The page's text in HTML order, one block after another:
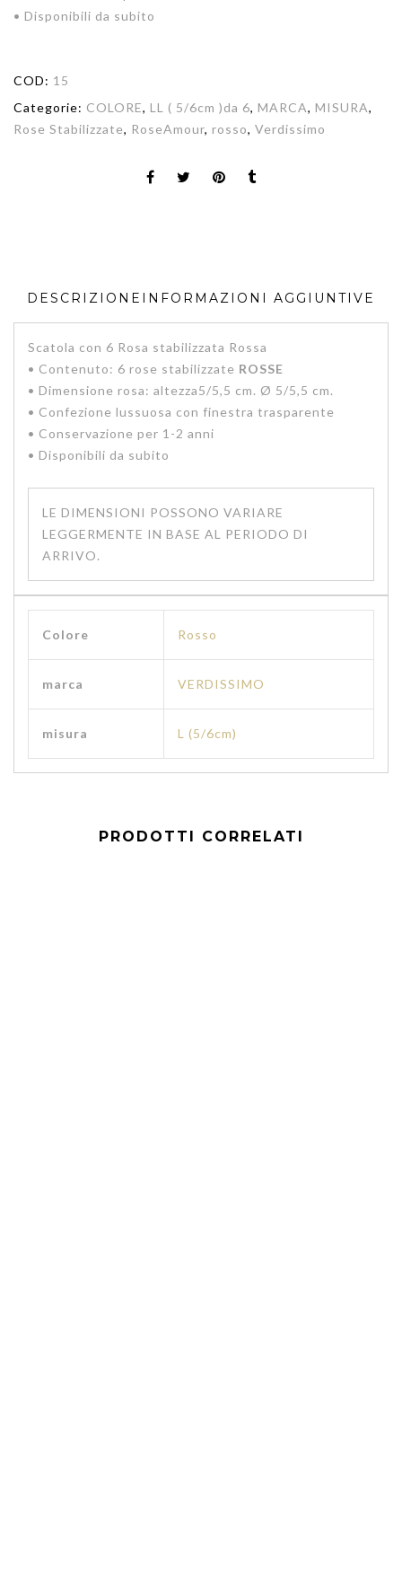
• Disponibili da subito
COD: 15
Categorie: COLORE, LL ( 5/6cm )da 6, MARCA, MISURA,
Rose Stabilizzate, RoseAmour, rosso, Verdissimo
DESCRIZIONE INFORMAZIONI AGGIUNTIVE
Scatola con 6 Rosa stabilizzata Rossa
• Contenuto: 6 rose stabilizzate ROSSE
• Dimensione rosa: altezza5/5,5 cm. Ø 5/5,5 cm.
• Confezione lussuosa con finestra trasparente
• Conservazione per 1-2 anni
• Disponibili da subito
LE DIMENSIONI POSSONO VARIARE
LEGGERMENTE IN BASE AL PERIODO DI
ARRIVO.
Colore Rosso
marca VERDISSIMO
misura L (5/6cm)
PRODOTTI CORRELATI